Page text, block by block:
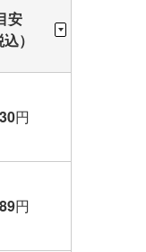
安
）
円
円